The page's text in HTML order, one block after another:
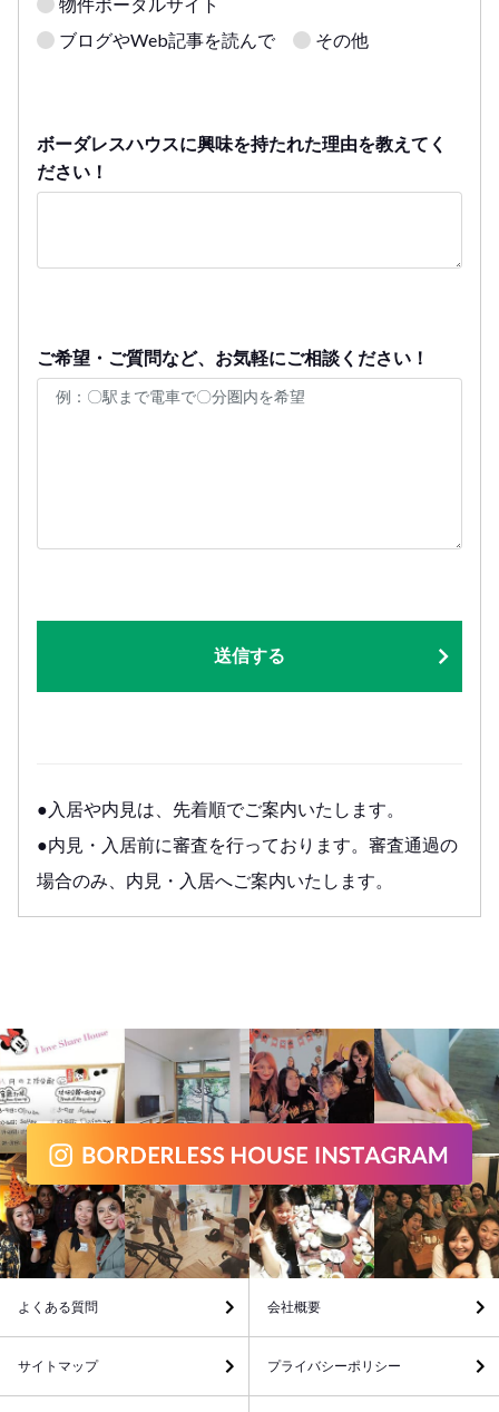
ブログやWeb記事を読んで
その他
ボーダレスハウスに興味を持たれた理由を教えてく
ださい！
ご希望・ご質問など、お気軽にご相談ください！
送信する
●入居や内見は、先着順でご案内いたします。
●内見・入居前に審査を行っております。審査通過の
場合のみ、内見・入居へご案内いたします。
よくある質問 会社概要
サイトマップ プライバシーポリシー